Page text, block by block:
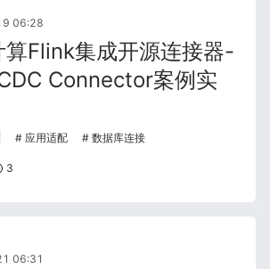
06:28
算Flink集成开源连接器-
Connector案例实
应用适配 数据库连接
3
06:31